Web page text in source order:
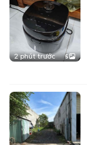
2 phút trước 5